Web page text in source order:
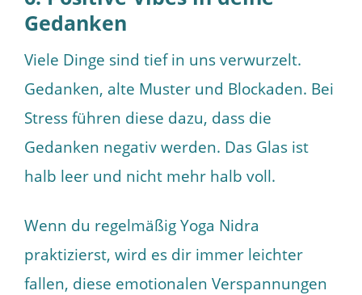
Gedanken
Viele Dinge sind tief in uns verwurzelt.
Gedanken, alte Muster und Blockaden. Bei
Stress führen diese dazu, dass die
Gedanken negativ werden. Das Glas ist
halb leer und nicht mehr halb voll.
Wenn du regelmäßig Yoga Nidra
praktizierst, wird es dir immer leichter
fallen, diese emotionalen Verspannungen